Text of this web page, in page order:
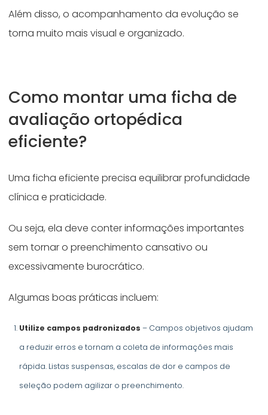
Além disso, o acompanhamento da evolução se
torna muito mais visual e organizado.
Como montar uma ficha de
avaliação ortopédica
eficiente?
Uma ficha eficiente precisa equilibrar profundidade
clínica e praticidade.
Ou seja, ela deve conter informações importantes
sem tornar o preenchimento cansativo ou
excessivamente burocrático.
Algumas boas práticas incluem:
Utilize campos padronizados– Campos objetivos ajudam
a reduzir erros e tornam a coleta de informações mais
rápida. Listas suspensas, escalas de dor e campos de
seleção podem agilizar o preenchimento.